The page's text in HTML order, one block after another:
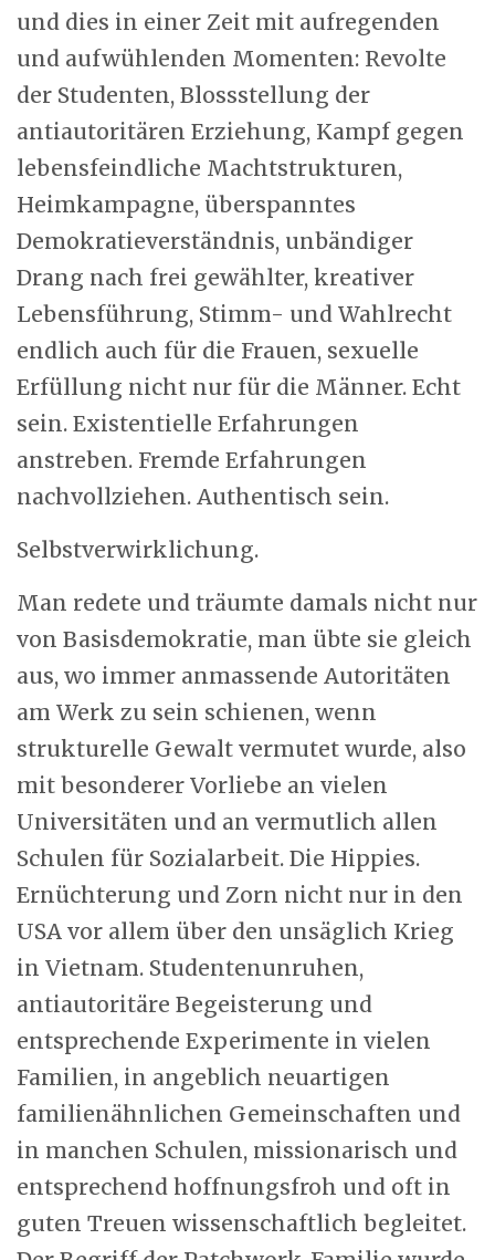
und dies in einer Zeit mit aufregenden
und aufwühlenden Momenten: Revolte
der Studenten, Blossstellung der
antiautoritären Erziehung, Kampf gegen
lebensfeindliche Machtstrukturen,
Heimkampagne, überspanntes
Demokratieverständnis, unbändiger
Drang nach frei gewählter, kreativer
Lebensführung, Stimm- und Wahlrecht
endlich auch für die Frauen, sexuelle
Erfüllung nicht nur für die Männer. Echt
sein. Existentielle Erfahrungen
anstreben. Fremde Erfahrungen
nachvollziehen. Authentisch sein.
Selbstverwirklichung.
Man redete und träumte damals nicht nur
von Basisdemokratie, man übte sie gleich
aus, wo immer anmassende Autoritäten
am Werk zu sein schienen, wenn
strukturelle Gewalt vermutet wurde, also
mit besonderer Vorliebe an vielen
Universitäten und an vermutlich allen
Schulen für Sozialarbeit. Die Hippies.
Ernüchterung und Zorn nicht nur in den
USA vor allem über den unsäglich Krieg
in Vietnam. Studentenunruhen,
antiautoritäre Begeisterung und
entsprechende Experimente in vielen
Familien, in angeblich neuartigen
familienähnlichen Gemeinschaften und
in manchen Schulen, missionarisch und
entsprechend hoffnungsfroh und oft in
guten Treuen wissenschaftlich begleitet.